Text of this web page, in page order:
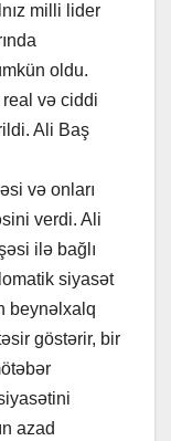
milli lider
oldu.
və ciddi
Ali Baş
və onları
verdi. Ali
ilə bağlı
siyasət
beynəlxalq
göstərir, bir
azad